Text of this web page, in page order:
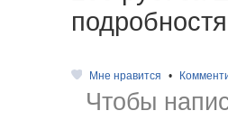
Мне нравится •
Чтобы